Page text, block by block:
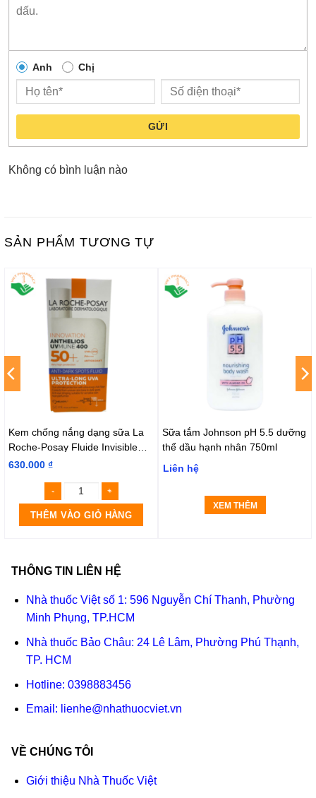
Anh Chị
GỬI
Không có bình luận nào
SẢN PHẨM TƯƠNG TỰ
Kem chống nắng dạng sữa La
Roche-Posay Fluide Invisible
(Tuýp 50ml)
630.000 ₫
THÊM VÀO GIỎ HÀNG
Sữa tắm Johnson pH 5.5 dưỡng
thể dầu hạnh nhân 750ml
Liên hệ
XEM THÊM
THÔNG TIN LIÊN HỆ
Nhà thuốc Việt số 1: 596 Nguyễn Chí Thanh, Phường
Minh Phụng, TP.HCM
Nhà thuốc Bảo Châu: 24 Lê Lâm, Phường Phú Thạnh,
TP. HCM
Hotline: 0398883456
Email: lienhe@nhathuocviet.vn
VỀ CHÚNG TÔI
Giới thiệu Nhà Thuốc Việt